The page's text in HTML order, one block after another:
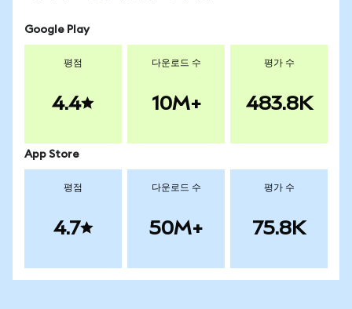
Google Play
평점
4.4
다운로드 수
10M+
평가 수
483.8K
App Store
평점
4.7
다운로드 수
50M+
평가 수
75.8K